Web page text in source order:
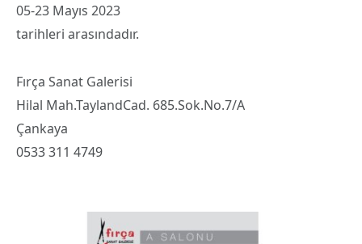
05-23 Mayıs 2023
tarihleri arasındadır.
Fırça Sanat Galerisi
Hilal Mah.TaylandCad. 685.Sok.No.7/A
Çankaya
0533 311 4749